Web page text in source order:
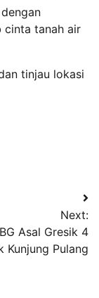
cinta tanah air
tinjau lokasi
Next:
Asal Gresik 4
Kunjung Pulang